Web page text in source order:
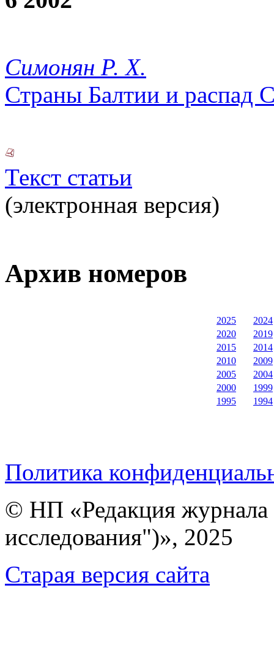
Симонян Р. Х.
Страны Балтии и распад
Текст статьи
(электронная версия)
Архив номеров
2025
2024
2020
2019
2015
2014
2010
2009
2005
2004
2000
1999
1995
1994
Политика
© НП «Редакция
исследования")», 2025
Cтарая версия сайта